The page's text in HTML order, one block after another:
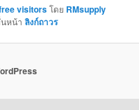
visitorsโดย RMsupply
หน้าลิงก์ถาวร